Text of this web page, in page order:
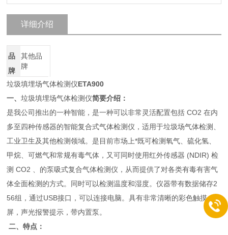
详细介绍
品
牌
其他品
牌
垃圾填埋场气体检测仪ETA900
一、垃圾填埋场气体检测仪简要介绍：
是我公司推出的一种智能，是一种可以非常灵活配置包括 CO2 在内
多至四种传感器的智能复合式气体检测仪，适用于垃圾场气体检测、
工业卫生及其他检测领域。是目前市场上*既可检测氧气、硫化氢、
甲烷、可燃气和常规有毒气体， 又可同时使用红外传感器 (NDIR) 检
测 CO2 、的泵吸式复合气体检测仪，从而提供了对各类有毒有害气
体全面检测的方式。同时可以检测温度和湿度。仪器带有数据储存2
56组，通过USB接口，可以连接电脑。具有非常清晰的彩色触摸
屏，声光报警提示，带内置泵。
二、特点：